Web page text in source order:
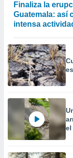
Finaliza la
Guatemala: así
intensa
el